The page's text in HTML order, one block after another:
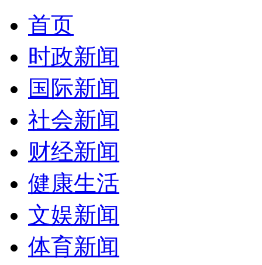
首页
时政新闻
国际新闻
社会新闻
财经新闻
健康生活
文娱新闻
体育新闻